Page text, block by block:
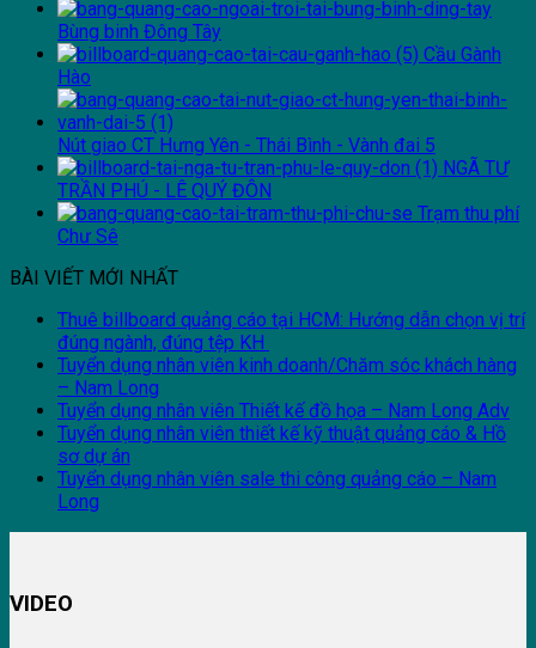
Bùng binh Đông Tây
Cầu Gành
Hào
Nút giao CT Hưng Yên - Thái Bình - Vành đai 5
NGÃ TƯ
TRẦN PHÚ - LÊ QUÝ ĐÔN
Trạm thu phí
Chư Sê
BÀI VIẾT MỚI NHẤT
Thuê billboard quảng cáo tại HCM: Hướng dẫn chọn vị trí
đúng ngành, đúng tệp KH
Tuyển dụng nhân viên kinh doanh/Chăm sóc khách hàng
– Nam Long
Tuyển dụng nhân viên Thiết kế đồ họa – Nam Long Adv
Tuyển dụng nhân viên thiết kế kỹ thuật quảng cáo & Hồ
sơ dự án
Tuyển dụng nhân viên sale thi công quảng cáo – Nam
Long
VIDEO